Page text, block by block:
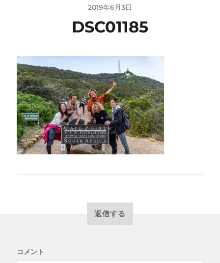
2019年6月3日
DSC01185
返信する
コメント